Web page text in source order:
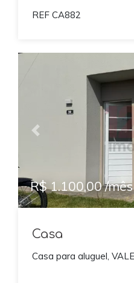
REF CA882
Previous
R$ 1.100,00 /mês
Casa
Casa para aluguel,